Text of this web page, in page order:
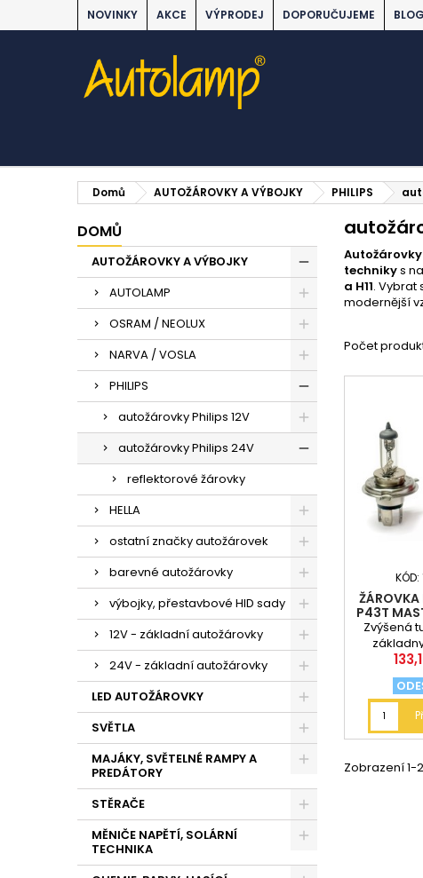
NOVINKY AKCE VÝPRODEJ DOPORUČUJEME BLOG
Domů AUTOŽÁROVKY A VÝBOJKY PHILIPS
DOMŮ
AUTOŽÁROVKY A VÝBOJKY
AUTOLAMP
OSRAM / NEOLUX
NARVA / VOSLA
PHILIPS
autožárovky Philips 12V
autožárovky Philips 24V
reflektorové žárovky
HELLA
ostatní značky autožárovek
barevné autožárovky
výbojky, přestavbové HID sady
12V - základní autožárovky
24V - základní autožárovky
LED AUTOŽÁROVKY
SVĚTLA
MAJÁKY, SVĚTELNÉ RAMPY A
PREDÁTORY
STĚRAČE
MĚNIČE NAPĚTÍ, SOLÁRNÍ
TECHNIKA
technikys
a H11. Vybrat
modernější
Počet
KÓD:
P43T
Zvýšená
Zobrazení 1-